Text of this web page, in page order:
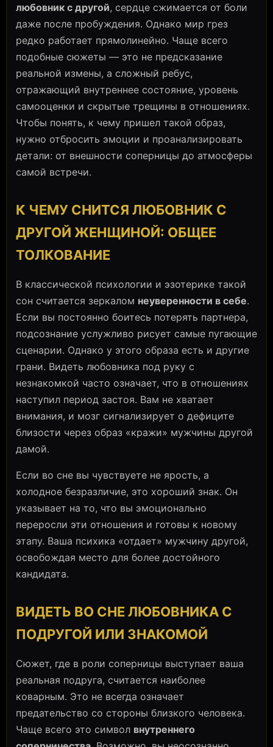
любовник с другой, сердце сжимается от боли
даже после пробуждения. Однако мир грез
редко работает прямолинейно. Чаще всего
подобные сюжеты — это не предсказание
реальной измены, а сложный ребус,
отражающий внутреннее состояние, уровень
самооценки и скрытые трещины в отношениях.
Чтобы понять, к чему пришел такой образ,
нужно отбросить эмоции и проанализировать
детали: от внешности соперницы до атмосферы
самой встречи.
К ЧЕМУ СНИТСЯ ЛЮБОВНИК С
ДРУГОЙ ЖЕНЩИНОЙ: ОБЩЕЕ
ТОЛКОВАНИЕ
В классической психологии и эзотерике такой
сон считается зеркалом неуверенности в себе.
Если вы постоянно боитесь потерять партнера,
подсознание услужливо рисует самые пугающие
сценарии. Однако у этого образа есть и другие
грани. Видеть любовника под руку с
незнакомкой часто означает, что в отношениях
наступил период застоя. Вам не хватает
внимания, и мозг сигнализирует о дефиците
близости через образ «кражи» мужчины другой
дамой.
Если во сне вы чувствуете не ярость, а
холодное безразличие, это хороший знак. Он
указывает на то, что вы эмоционально
переросли эти отношения и готовы к новому
этапу. Ваша психика «отдает» мужчину другой,
освобождая место для более достойного
кандидата.
ВИДЕТЬ ВО СНЕ ЛЮБОВНИКА С
ПОДРУГОЙ ИЛИ ЗНАКОМОЙ
Сюжет, где в роли соперницы выступает ваша
реальная подруга, считается наиболее
коварным. Это не всегда означает
предательство со стороны близкого человека.
Чаще всего это символ внутреннего